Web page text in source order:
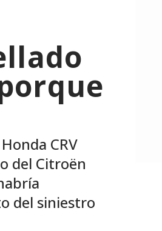
CRV
del Citroën
del siniestro